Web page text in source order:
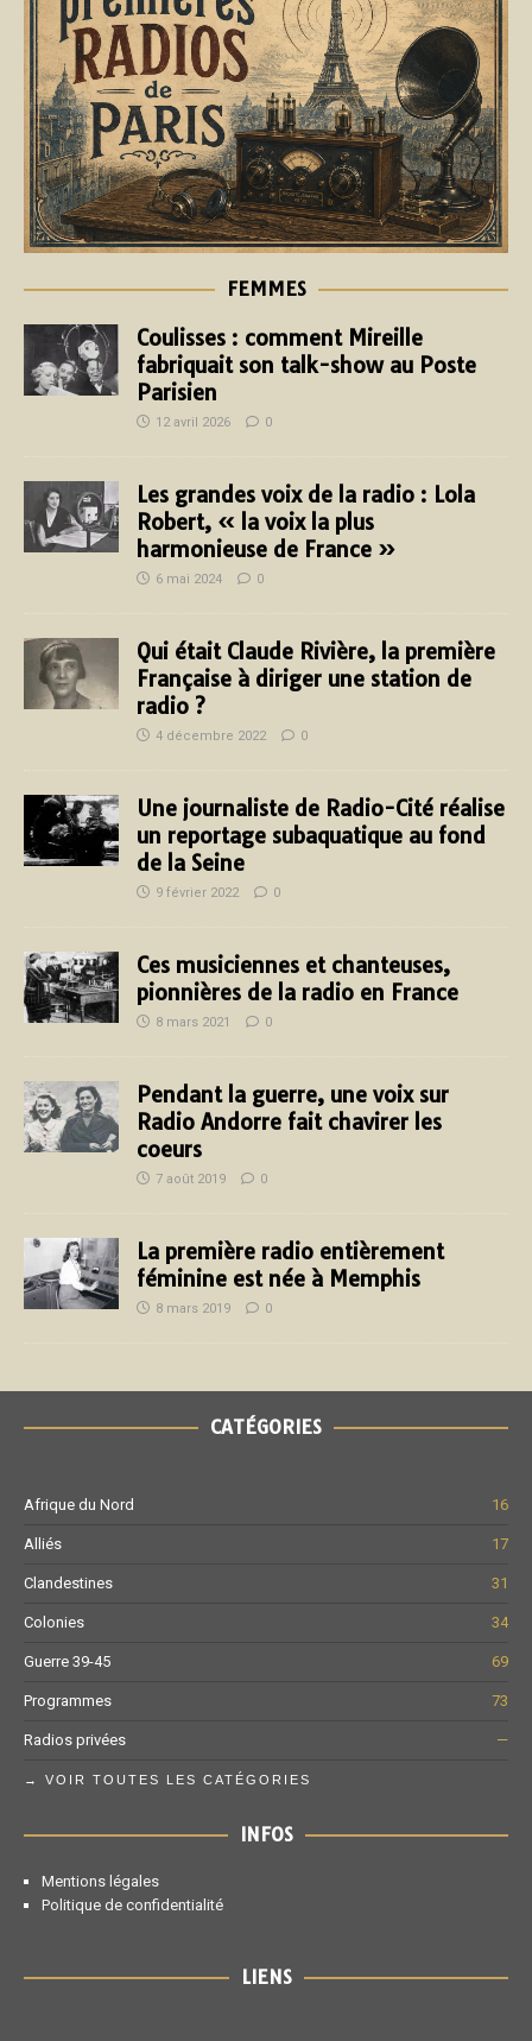
FEMMES
Coulisses : comment Mireille
fabriquait son talk-show au Poste
Parisien
12 avril 2026 0
Les grandes voix de la radio : Lola
Robert, « la voix la plus
harmonieuse de France »
6 mai 2024 0
Qui était Claude Rivière, la première
Française à diriger une station de
radio ?
4 décembre 2022 0
Une journaliste de Radio-Cité réalise
un reportage subaquatique au fond
de la Seine
9 février 2022 0
Ces musiciennes et chanteuses,
pionnières de la radio en France
8 mars 2021 0
Pendant la guerre, une voix sur
Radio Andorre fait chavirer les
coeurs
7 août 2019 0
La première radio entièrement
féminine est née à Memphis
8 mars 2019 0
CATÉGORIES
Afrique du Nord 16
Alliés 17
Clandestines 31
Colonies 34
Guerre 39-45 69
Programmes 73
Radios privées —
→ VOIR TOUTES LES CATÉGORIES
INFOS
Mentions légales
Politique de confidentialité
LIENS